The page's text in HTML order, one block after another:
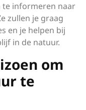
te informeren naar
zullen je graag
en je helpen bij
in de natuur.
om
te